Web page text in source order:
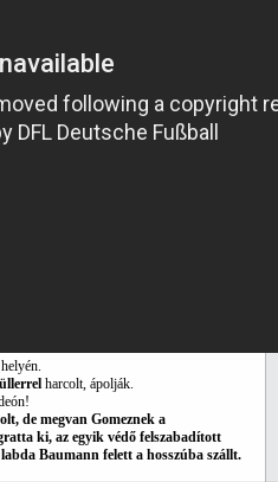
helyén.
harcolt, ápolják.
de megvan Gomeznek a
ki, az egyik védő felszabadított
Baumann felett a hosszúba szállt.